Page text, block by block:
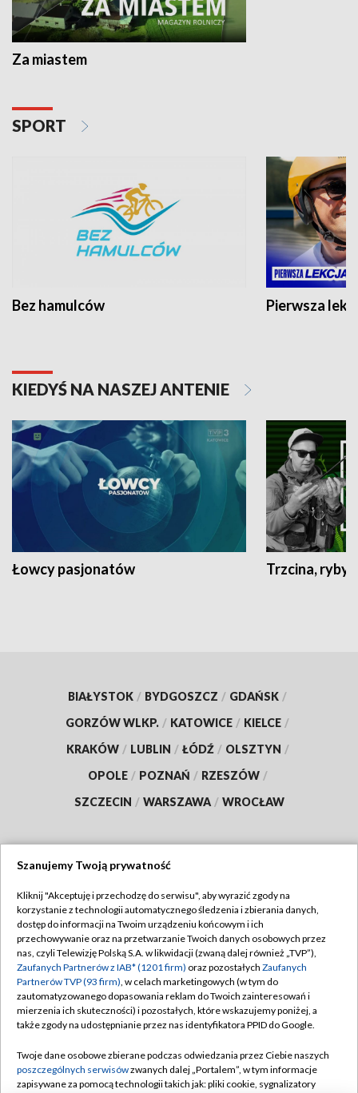
Za miastem
SPORT
Bez hamulców Pierwsza
KIEDYŚ NA NASZEJ ANTENIE
Łowcy pasjonatów Trzcina, ryby
BIAŁYSTOK / BYDGOSZCZ / GDAŃSK /
GORZÓW WLKP. / KATOWICE / KIELCE /
KRAKÓW / LUBLIN / ŁÓDŹ / OLSZTYN /
OPOLE / POZNAŃ / RZESZÓW /
SZCZECIN / WARSZAWA / WROCŁAW
TVP
Abonament TVP
Emisja w TVP
Centrum informacji TVP
Naziemna Telewizja Cyfrowa
Rada Programowa
Regulamin TVP
Polityka prywatności
Moje zgody
Pomoc
Kontakt
Szanujemy Twoją prywatność
Kliknij "Akceptuję i przechodzę do serwisu", aby wyrazić zgody na
korzystanie z technologii automatycznego śledzenia i zbierania danych,
dostęp do informacji na Twoim urządzeniu końcowym i ich
przechowywanie oraz na przetwarzanie Twoich danych osobowych przez
nas, czyli Telewizję Polską S.A. w likwidacji (zwaną dalej również „TVP”),
Zaufanych Partnerów z IAB* (1201 firm) oraz pozostałych Zaufanych
Partnerów TVP (93 firm), w celach marketingowych (w tym do
zautomatyzowanego dopasowania reklam do Twoich zainteresowań i
mierzenia ich skuteczności) i pozostałych, które wskazujemy poniżej, a
także zgody na udostępnianie przez nas identyfikatora PPID do Google.
Twoje dane osobowe zbierane podczas odwiedzania przez Ciebie naszych
poszczególnych serwisówzwanych dalej „Portalem”, w tym informacje
zapisywane za pomocą technologii takich jak: pliki cookie, sygnalizatory